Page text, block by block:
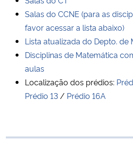
Ministério da Cidadania
Ministério de Minas e Energia
Ministério da Ciência, Tecnologia, Inovações e
Ministério do Turismo
Salas do CCNE (para as
favor acessar a lista abaixo)
Lista atualizada do Depto. de
Disciplinas de Matemática
aulas
Localização dos prédios:
Prédio 13 / Prédio 16A